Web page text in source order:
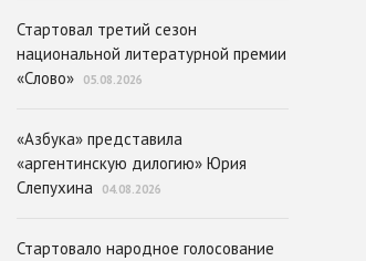
Стартовал третий сезон
национальной литературной премии
«Слово»
05.08.2026
«Азбука» представила
«аргентинскую дилогию» Юрия
Слепухина
04.08.2026
Стартовало народное голосование